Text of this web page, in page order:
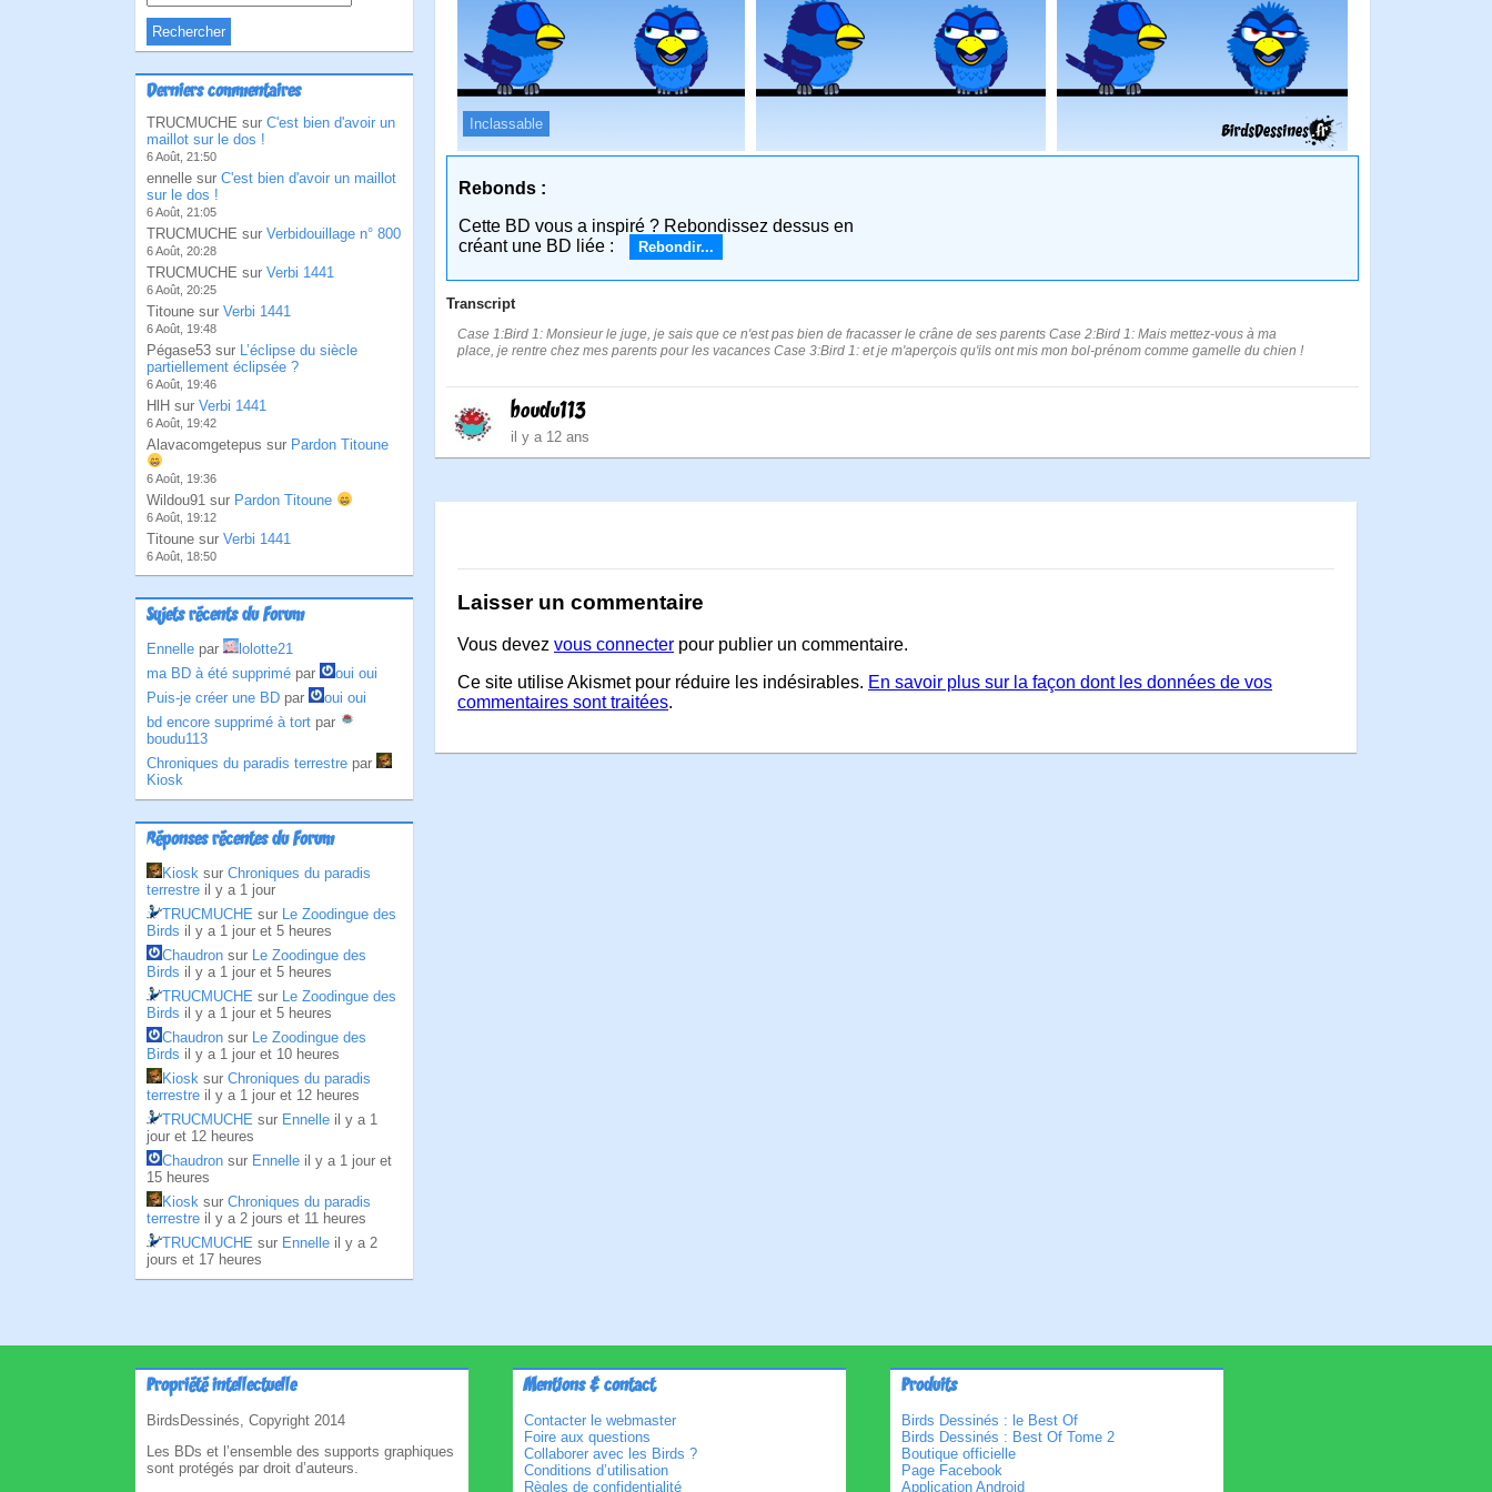
Derniers commentaires
TRUCMUCHE sur C'est bien d'avoir un
maillot sur le dos !
6 Août, 21:50
ennelle sur C'est bien d'avoir un maillot
sur le dos !
6 Août, 21:05
TRUCMUCHE sur Verbidouillage n° 800
6 Août, 20:28
TRUCMUCHE sur Verbi 1441
6 Août, 20:25
Titoune sur Verbi 1441
6 Août, 19:48
Pégase53 sur L’éclipse du siècle
partiellement éclipsée ?
6 Août, 19:46
HlH sur Verbi 1441
6 Août, 19:42
Alavacomgetepus sur Pardon Titoune
6 Août, 19:36
Wildou91 sur Pardon Titoune
6 Août, 19:12
Titoune sur Verbi 1441
6 Août, 18:50
Sujets récents du Forum
Ennelle par
lolotte21
ma BD à été supprimé par
oui oui
Puis-je créer une BD par
oui oui
bd encore supprimé à tort par
boudu113
Chroniques du paradis terrestre par
Kiosk
Réponses récentes du Forum
Kiosk sur Chroniques du paradis
terrestre il y a 1 jour
TRUCMUCHE sur Le Zoodingue des
Birds il y a 1 jour et 5 heures
Chaudron sur Le Zoodingue des
Birds il y a 1 jour et 5 heures
TRUCMUCHE sur Le Zoodingue des
Birds il y a 1 jour et 5 heures
Chaudron sur Le Zoodingue des
Birds il y a 1 jour et 10 heures
Kiosk sur Chroniques du paradis
terrestre il y a 1 jour et 12 heures
TRUCMUCHE sur Ennelle il y a 1
jour et 12 heures
Chaudron sur Ennelle il y a 1 jour et
15 heures
Kiosk sur Chroniques du paradis
terrestre il y a 2 jours et 11 heures
TRUCMUCHE sur Ennelle il y a 2
jours et 17 heures
Inclassable
Rebonds :
Cette BD vous a inspiré ? Rebondissez dessus en
créant une BD liée :
Rebondir...
Transcript
Case 1:Bird 1: Monsieur le juge, je sais que ce n'est pas bien de fracasser le crâne de ses parents Case 2:Bird 1: Mais mettez-vous à ma
place, je rentre chez mes parents pour les vacances Case 3:Bird 1: et je m'aperçois qu'ils ont mis mon bol-prénom comme gamelle du chien !
boudu113
il y a 12 ans
Laisser un commentaire
Vous devez vous connecter pour publier un commentaire.
Ce site utilise Akismet pour réduire les indésirables. En savoir plus sur la façon dont les données de vos
commentaires sont traitées.
Propriété intellectuelle
BirdsDessinés, Copyright 2014
Les BDs et l’ensemble des supports graphiques
sont protégés par droit d’auteurs.
Mentions & contact
Contacter le webmaster
Foire aux questions
Collaborer avec les Birds ?
Conditions d’utilisation
Règles de confidentialité
Produits
Birds Dessinés : le Best Of
Birds Dessinés : Best Of Tome 2
Boutique officielle
Page Facebook
Application Android